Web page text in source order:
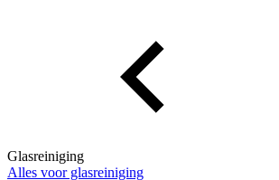
Glasreiniging
Alles voor glasreiniging